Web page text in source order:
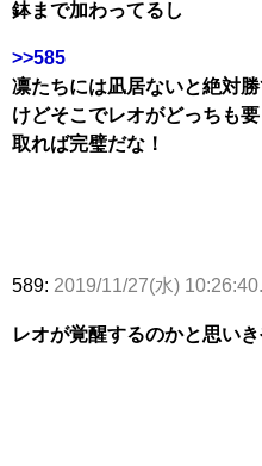
鉢まで加わってるし
>>585
凛たちには凪居ないと絶対
けどそこでレオがどっちも
取れば完璧だな！
589: 2019/11/27(水)
レオが覚醒するのかと思い